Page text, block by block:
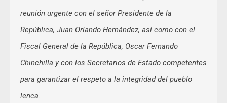
reunión urgente con el señor Presidente de la
República, Juan Orlando Hernández, así como con el
Fiscal General de la República, Oscar Fernando
Chinchilla y con los Secretarios de Estado competentes
para garantizar el respeto a la integridad del pueblo
lenca.